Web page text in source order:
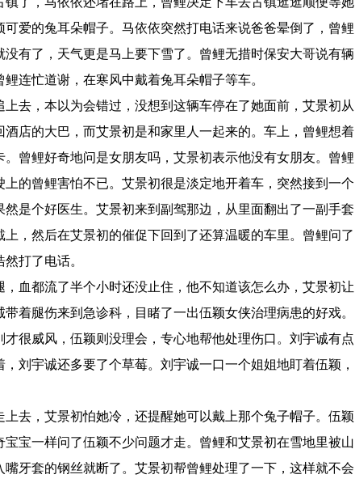
爱的兔耳朵帽子。马依依突然打电话来说爸爸晕倒了，曾鲤
有了，天气更是马上要下雪了。曾鲤无措时保安大哥说有辆
连忙道谢，在寒风中戴着兔耳朵帽子等车。
去，本以为会错过，没想到这辆车停在了她面前，艾景初从
店的大巴，而艾景初是和家里人一起来的。车上，曾鲤想着
曾鲤好奇地问是女朋友吗，艾景初表示他没有女朋友。曾鲤
的曾鲤害怕不已。艾景初很是淡定地开着车，突然接到一个
是个好医生。艾景初来到副驾那边，从里面翻出了一副手套
，然后在艾景初的催促下回到了还算温暖的车里。曾鲤问了
打了电话。
血都流了半个小时还没止住，他不知道该怎么办，艾景初让
着腿伤来到急诊科，目睹了一出伍颖女侠治理病患的好戏。
很威风，伍颖则没理会，专心地帮他处理伤口。刘宇诚有点
刘宇诚还多要了个草莓。刘宇诚一口一个姐姐地盯着伍颖，
去，艾景初怕她冷，还提醒她可以戴上那个兔子帽子。伍颖
宝一样问了伍颖不少问题才走。曾鲤和艾景初在雪地里被山
牙套的钢丝就断了。艾景初帮曾鲤处理了一下，这样就不会